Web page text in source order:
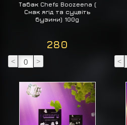
Табак Chefs Boozeena (
Смак ягід та суцвіть
бузини) 100g
280
< > <